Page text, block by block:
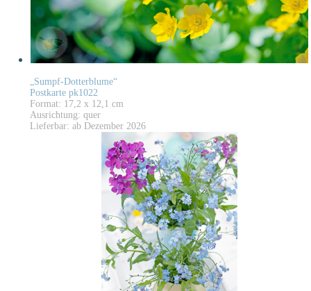
„Sumpf-Dotterblume“
Postkarte pk1022
Format: 17,2 x 12,1 cm
Ausrichtung: quer
Lieferbar: ab Dezember 2026